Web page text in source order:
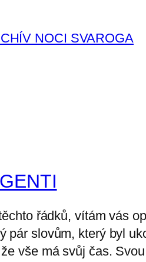
NOCI SVAROGA
řádků, vítám vás
pár slovům, který byl
vše má svůj čas.